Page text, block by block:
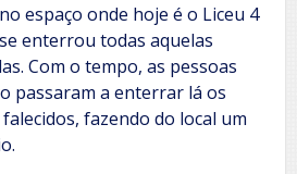
espaço onde hoje é o Liceu 4
enterrou todas aquelas
Com o tempo, as pessoas
passaram a enterrar lá os
fazendo do local um